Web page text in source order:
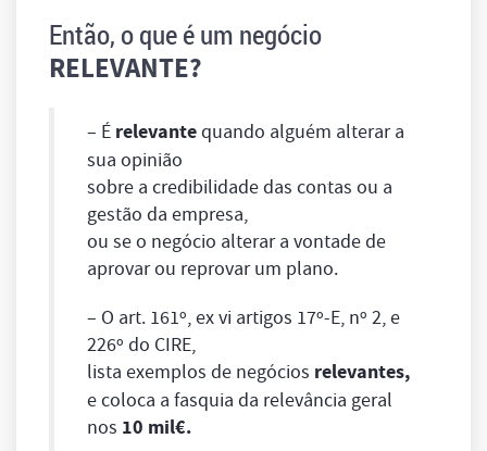
Então, o que é um negócio
RELEVANTE?
– É relevantequando alguém alterar a
sua opinião
sobre a credibilidade das contas ou a
gestão da empresa,
ou se o negócio alterar a vontade de
aprovar ou reprovar um plano.
– O art. 161º,ex vi artigos 17º-E, nº 2, e
226º do CIRE,
lista exemplos de negócios relevantes,
e coloca a fasquia da relevância geral
nos 10 mil€.